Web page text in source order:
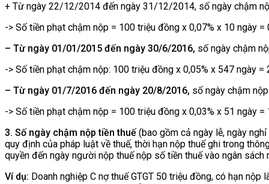
+ Từ ngày 22/12/2014 đến ngày 31/12/2014, số ngày chậm
-> Số tiền phạt chậm nộp = 100 triệu đồng x 0,07% x 10 ngày =
– Từ ngày 01/01/2015 đến ngày 30/6/2016, số ngày chậm
-> Số tiền phạt chậm nộp: 100 triệu đồng x 0,05% x 547 ngày =
– Từ ngày 01/7/2016 đến ngày 20/8/2016, số ngày chậm
-> Số tiền phạt chậm nộp = 100 triệu đồng x 0,03% x 51 ngày =
3. Số ngày chậm nộp tiền thuế (bao gồm cả ngày lễ, ngày
quy định của pháp luật về thuế, thời hạn nộp thuế ghi trong
quyền đến ngày người nộp thuế nộp số tiền thuế vào ngân sách
Ví dụ: Doanh nghiệp C nợ thuế GTGT 50 triệu đồng, có hạn